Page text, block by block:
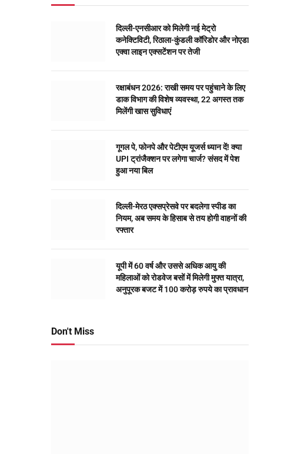
दिल्ली-एनसीआर को मिलेगी नई मेट्रो
कनेक्टिविटी, रिठाला-कुंडली कॉरिडोर और नोएडा
एक्वा लाइन एक्सटेंशन पर तेजी
रक्षाबंधन 2026: राखी समय पर पहुंचाने के लिए
डाक विभाग की विशेष व्यवस्था, 22 अगस्त तक
मिलेंगी खास सुविधाएं
गूगल पे, फोनपे और पेटीएम यूजर्स ध्यान दें! क्या
UPI ट्रांजैक्शन पर लगेगा चार्ज? संसद में पेश
हुआ नया बिल
दिल्ली-मेरठ एक्सप्रेसवे पर बदलेगा स्पीड का
नियम, अब समय के हिसाब से तय होगी वाहनों की
रफ्तार
यूपी में 60 वर्ष और उससे अधिक आयु की
महिलाओं को रोडवेज बसों में मिलेगी मुफ्त यात्रा,
अनुपूरक बजट में 100 करोड़ रुपये का प्रावधान
Don't Miss